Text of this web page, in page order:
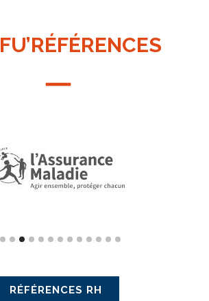
FU’RÉFÉRENCES
RÉFÉRENCES RH